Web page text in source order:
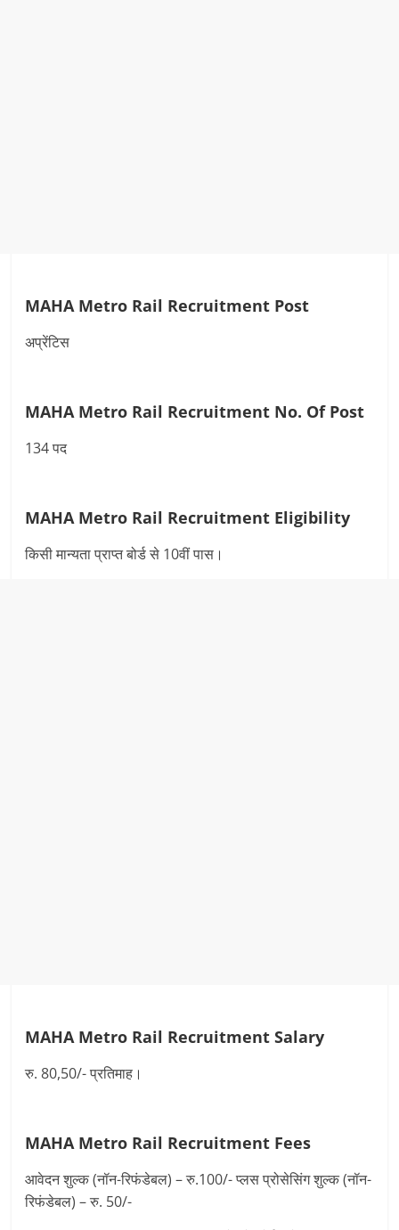
MAHA Metro Rail Recruitment Post
अप्रेंटिस
MAHA Metro Rail Recruitment No. Of Post
134 पद
MAHA Metro Rail Recruitment Eligibility
किसी मान्यता प्राप्त बोर्ड से 10वीं पास।
MAHA Metro Rail RecruitmentSalary
रु. 80,50/- प्रतिमाह।
MAHA Metro Rail Recruitment Fees
आवेदन शुल्क (नॉन-रिफंडेबल) – रु.100/- प्लस प्रोसेसिंग शुल्क (नॉन-
रिफंडेबल) – रु. 50/-